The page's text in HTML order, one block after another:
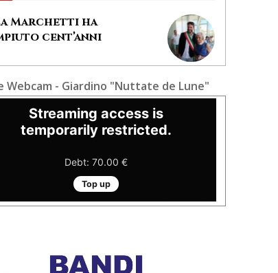
Marchetti ha
cent’anni
Webcam - Giardino "Nuttate de Lune"